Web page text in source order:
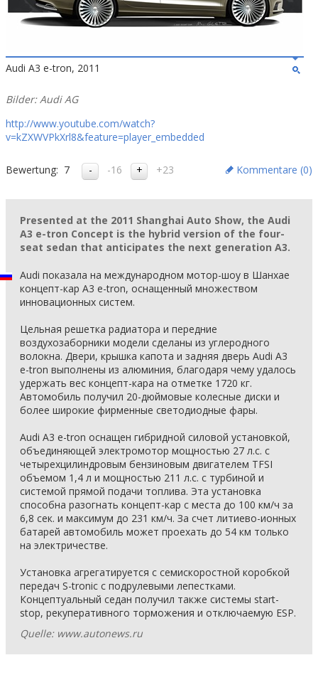
Audi A3 e-tron, 2011
Bilder: Audi AG
http://www.youtube.com/watch?
v=kZXWVPkXrl8&feature=player_embedded
Bewertung: 7 -16 +23 Kommentare (0)
Presented at the 2011 Shanghai Auto Show, the Audi
A3 e-tron Concept is the hybrid version of the four-
seat sedan that anticipates the next generation A3.
Audi показала на международном мотор-шоу в Шанхае
концепт-кар A3 e-tron, оснащенный множеством
инновационных систем.
Цельная решетка радиатора и передние
воздухозаборники модели сделаны из углеродного
волокна. Двери, крышка капота и задняя дверь Audi A3
e-tron выполнены из алюминия, благодаря чему удалось
удержать вес концепт-кара на отметке 1720 кг.
Автомобиль получил 20-дюймовые колесные диски и
более широкие фирменные светодиодные фары.
Audi A3 e-tron оснащен гибридной силовой установкой,
объединяющей электромотор мощностью 27 л.с. с
четырехцилиндровым бензиновым двигателем TFSI
объемом 1,4 л и мощностью 211 л.с. с турбиной и
системой прямой подачи топлива. Эта установка
способна разогнать концепт-кар с места до 100 км/ч за
6,8 сек. и максимум до 231 км/ч. За счет литиево-ионных
батарей автомобиль может проехать до 54 км только
на электричестве.
Установка агрегатируется с семискоростной коробкой
передач S-tronic с подрулевыми лепестками.
Концептуальный седан получил также системы start-
stop, рекуперативного торможения и отключаемую ESP.
Quelle: www.autonews.ru